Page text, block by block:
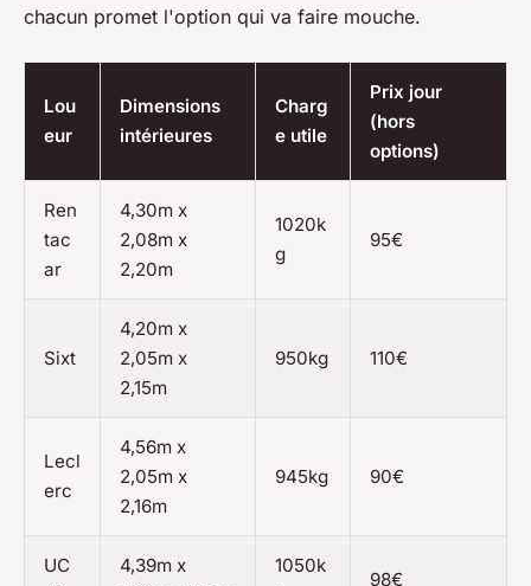
chacun promet l'option qui va faire mouche.
Lou
eur
Dimensions
intérieures
Charg
e utile
Prix jour
(hors
options)
Ren
tac
ar
4,30m x
2,08m x
2,20m
1020k
g
95€
Sixt
4,20m x
2,05m x
2,15m
950kg 110€
Lecl
erc
4,56m x
2,05m x
2,16m
945kg 90€
UC
4,39m x
1050k
98€